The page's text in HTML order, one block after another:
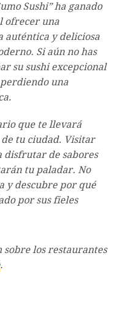
Sushi” ha ganado
ofrecer una
auténtica y deliciosa
Si aún no has
su sushi excepcional
perdiendo una
que te llevará
tu ciudad. Visitar
disfrutar de sabores
tu paladar. No
y descubre por qué
por sus fieles
los restaurantes
.